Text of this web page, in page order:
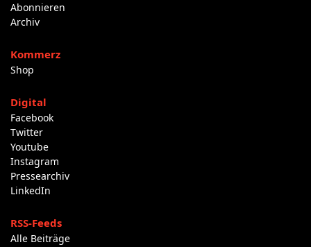
Abonnieren
Archiv
Kommerz
Shop
Digital
Facebook
Twitter
Youtube
Instagram
Pressearchiv
LinkedIn
RSS-Feeds
Alle Beiträge